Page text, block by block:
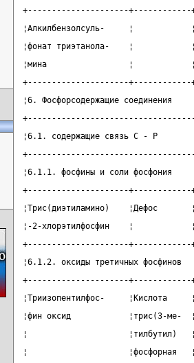
+---------------------+------------
¦Алкилбензолсуль-     ¦
¦фонат триэтанола-    ¦
¦мина                 ¦
+---------------------+------------
¦6. Фосфорсодержащие
¦6.1. содержащие связь С -
¦6.1.1. фосфины и соли
+---------------------+------------
¦Трис(диэтиламино)    ¦Дефос
¦-2-хлорэтилфосфин    ¦
+---------------------+------------
¦6.1.2. оксиды третичных
+---------------------+------------
¦Триизопентилфос-
¦фин оксид            ¦трис(3-
¦
¦